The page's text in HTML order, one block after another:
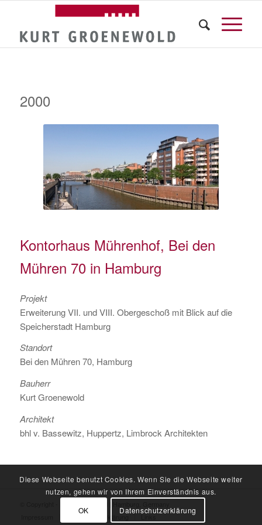
2000
Kontorhaus Mührenhof, Bei den
Mühren 70 in Hamburg
Projekt
Erweiterung VII. und VIII. Obergeschoß mit Blick auf die
Speicherstadt Hamburg
Standort
Bei den Mühren 70, Hamburg
Bauherr
Kurt Groenewold
Architekt
bhl v. Bassewitz, Huppertz, Limbrock Architekten
Datenschutzerklärung Links
Diese Webseite benutzt Cookies. Wenn Sie die Webseite weiter
nutzen, gehen wir von Ihrem Einverständnis aus.
OK
Datenschutzerklärung